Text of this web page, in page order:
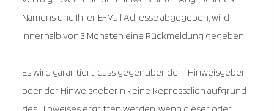
Namens und Ihrer E-Mail Adresse abgegeben, wird
innerhalb von 3 Monaten eine Rückmeldung gegeben.
Es wird garantiert, dass gegenüber dem Hinweisgeber
oder der Hinweisgeberin keine Repressalien aufgrund